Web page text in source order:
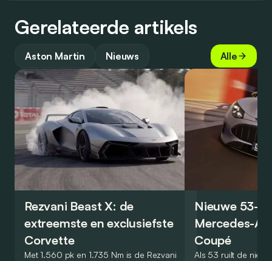
Gerelateerde artikels
Aston Martin Nieuws Alle
Rezvani Beast X: de
extreemste en exclusiefste
Corvette
Met 1.560 pk en 1.735 Nm is de Rezvani
Nieuwe 53-
Mercedes-
Coupé
Als 53 ruilt de